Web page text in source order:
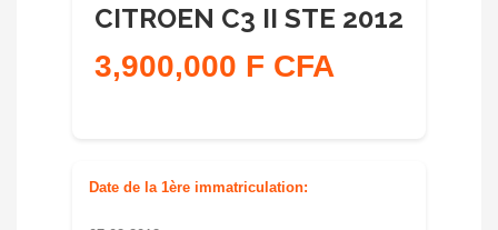
CITROEN C3 II STE 2012
3,900,000 F CFA
Date de la 1ère immatriculation: